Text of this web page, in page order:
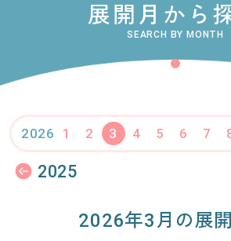
ニュース
よくある質問
展開月から
SEARCH BY MONTH
2025
2026 1 2 3 4 5 6 7
2026年3月の展